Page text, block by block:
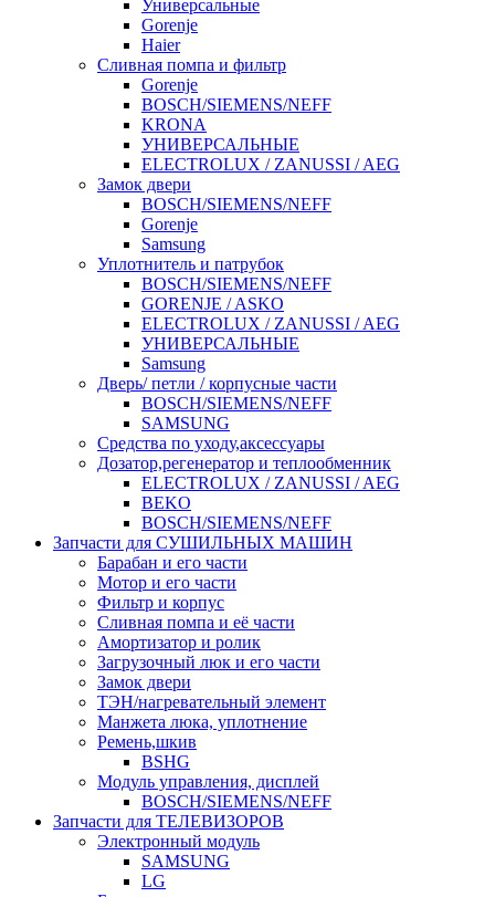
Универсальные
Gorenje
Haier
Сливная помпа и фильтр
Gorenje
BOSCH/SIEMENS/NEFF
KRONA
УНИВЕРСАЛЬНЫЕ
ELECTROLUX / ZANUSSI / AEG
Замок двери
BOSCH/SIEMENS/NEFF
Gorenje
Samsung
Уплотнитель и патрубок
BOSCH/SIEMENS/NEFF
GORENJE / ASKO
ELECTROLUX / ZANUSSI / AEG
УНИВЕРСАЛЬНЫЕ
Samsung
Дверь/ петли / корпусные части
BOSCH/SIEMENS/NEFF
SAMSUNG
Средства по уходу,аксессуары
Дозатор,регенератор и теплообменник
ELECTROLUX / ZANUSSI / AEG
BEKO
BOSCH/SIEMENS/NEFF
Запчасти для СУШИЛЬНЫХ МАШИН
Барабан и его части
Мотор и его части
Фильтр и корпус
Сливная помпа и её части
Амортизатор и ролик
Загрузочный люк и его части
Замок двери
ТЭН/нагревательный элемент
Манжета люка, уплотнение
Ремень,шкив
BSHG
Модуль управления, дисплей
BOSCH/SIEMENS/NEFF
Запчасти для ТЕЛЕВИЗОРОВ
Электронный модуль
SAMSUNG
LG